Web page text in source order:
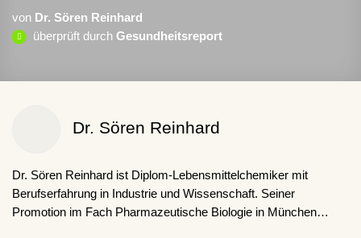
von Dr. Sören Reinhard
überprüft durch Gesundheitsreport
Dr. Sören Reinhard
Dr. Sören Reinhard ist Diplom-Lebensmittel­chemiker mit
Berufserfahrung in Industrie und Wissenschaft. Seiner
Promotion im Fach Pharmazeutische Biologie in München